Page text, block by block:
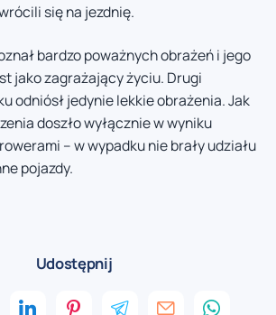
się na jezdnię.
bardzo poważnych obrażeń i jego
jako zagrażający życiu. Drugi
odniósł jedynie lekkie obrażenia. Jak
doszło wyłącznie w wyniku
– w wypadku nie brały udziału
pojazdy.
Udostępnij